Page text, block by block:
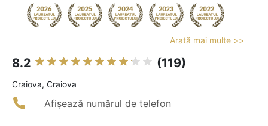
Arată mai multe >>
8.2 (119)
Craiova, Craiova
Afișează numărul de telefon